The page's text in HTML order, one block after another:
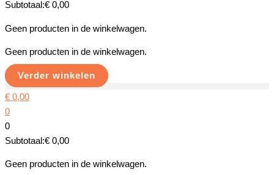
Subtotaal:€ 0,00
Geen producten in de winkelwagen.
Geen producten in de winkelwagen.
Verder winkelen
€ 0,00
0
0
Subtotaal:€ 0,00
Geen producten in de winkelwagen.